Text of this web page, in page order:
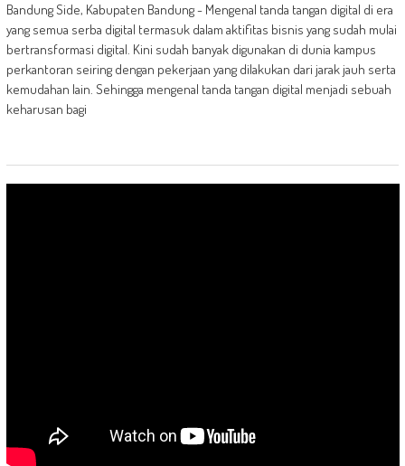
Bandung Side, Kabupaten Bandung - Mengenal tanda tangan digital di era
yang semua serba digital termasuk dalam aktifitas bisnis yang sudah mulai
bertransformasi digital. Kini sudah banyak digunakan di dunia kampus
perkantoran seiring dengan pekerjaan yang dilakukan dari jarak jauh serta
kemudahan lain. Sehingga mengenal tanda tangan digital menjadi sebuah
keharusan bagi